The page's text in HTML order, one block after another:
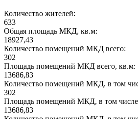
Количество жителей:
633
Общая площадь МКД, кв.м:
18927,43
Количество помещений МКД всего:
302
Площадь помещений МКД всего, кв.м:
13686,83
Количество помещений МКД, в том
302
Площадь помещений МКД, в том
13686,83